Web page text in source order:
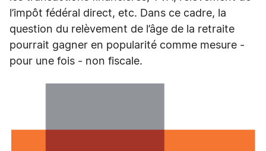
l’impôt fédéral direct, etc. Dans ce cadre, la
question du relèvement de l’âge de la retraite
pourrait gagner en popularité comme mesure -
pour une fois - non fiscale.